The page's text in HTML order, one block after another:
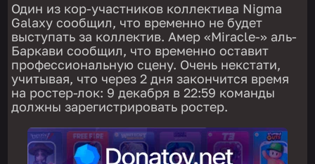
Один из кор-участников коллектива Nigma
Galaxy сообщил, что временно не будет
выступать за коллектив. Амер «Miracle-» аль-
Баркави сообщил, что временно оставит
профессиональную сцену. Очень некстати,
учитывая, что через 2 дня закончится время
на ростер-лок: 9 декабря в 22:59 команды
должны зарегистрировать ростер.